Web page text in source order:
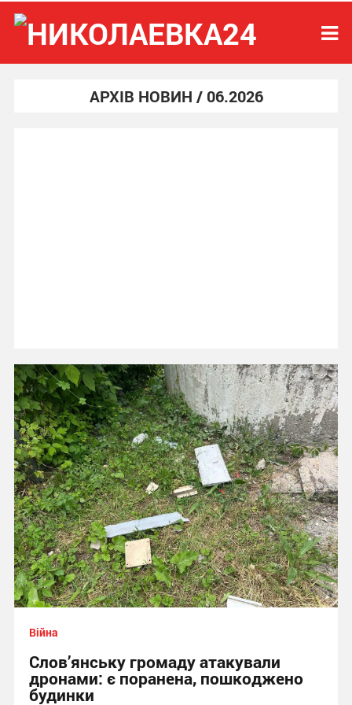
АРХІВ НОВИН / 06.2026
Війна
Слов’янську громаду атакували
дронами: є поранена, пошкоджено
будинки